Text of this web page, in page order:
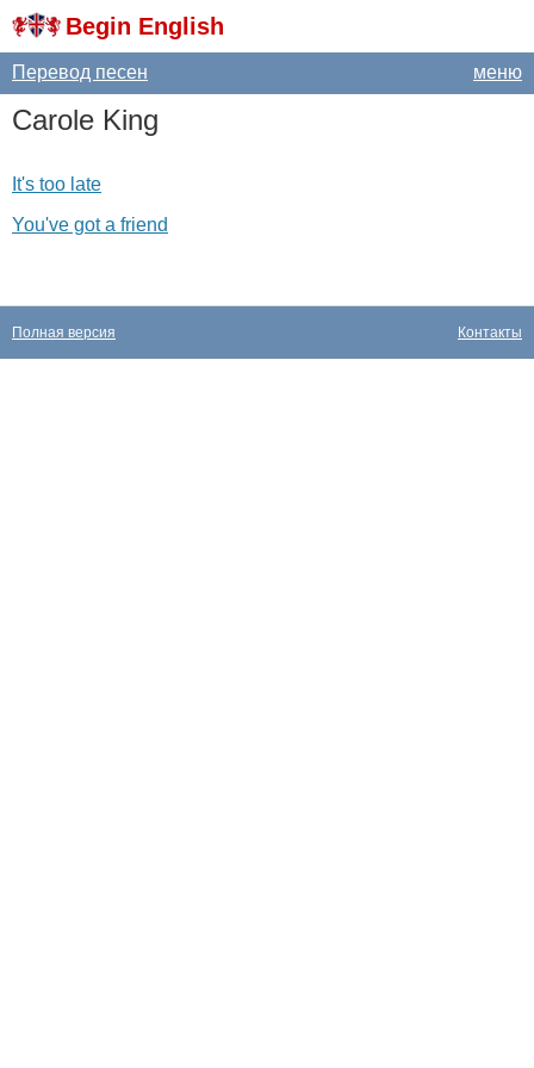
Begin English
меню
Перевод песен
Carole King
It's too late
You've got a friend
Контакты
Полная версия